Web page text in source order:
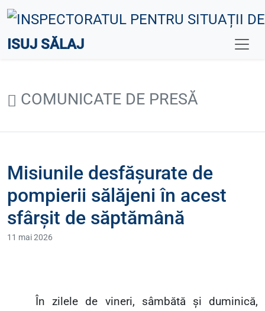
ISUJ SĂLAJ
COMUNICATE DE PRESĂ
Misiunile desfășurate de
pompierii sălăjeni în acest
sfârșit de săptămână
11 mai 2026
În zilele de vineri, sâmbătă și duminică,